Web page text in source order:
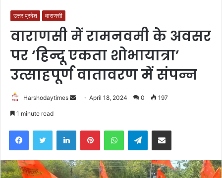
उत्तर प्रदेश वाराणसी
वाराणसी में रामनवमी के अवसर
पर ‘हिन्दू एकता शोभायात्रा’
उत्साहपूर्ण वातावरण में संपन्न
Harshodaytimes
SendApril 18, 2024 0 197
1 minute read
FacebookTwitter LinkedInPinterestWhatsAppTelegramShare via Email